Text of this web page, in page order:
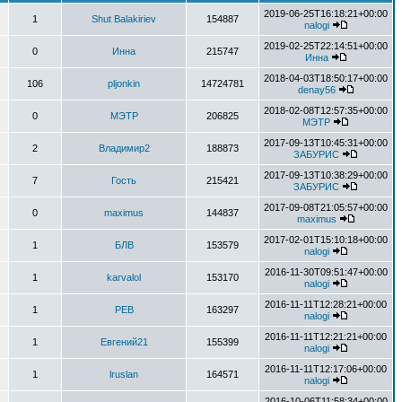
1 Shut Balakiriev 154887
2019-06-25T16:18:21+00:00
nalogi
0 Инна 215747
2019-02-25T22:14:51+00:00
Инна
106 pljonkin 14724781
2018-04-03T18:50:17+00:00
denay56
0 МЭТР 206825
2018-02-08T12:57:35+00:00
МЭТР
2 Владимир2 188873
2017-09-13T10:45:31+00:00
ЗАБУРИС
7 Гость 215421
2017-09-13T10:38:29+00:00
ЗАБУРИС
0 maximus 144837
2017-09-08T21:05:57+00:00
maximus
1 БЛВ 153579
2017-02-01T15:10:18+00:00
nalogi
1 karvalol 153170
2016-11-30T09:51:47+00:00
nalogi
1 РЕВ 163297
2016-11-11T12:28:21+00:00
nalogi
1 Евгений21 155399
2016-11-11T12:21:21+00:00
nalogi
1 lruslan 164571
2016-11-11T12:17:06+00:00
nalogi